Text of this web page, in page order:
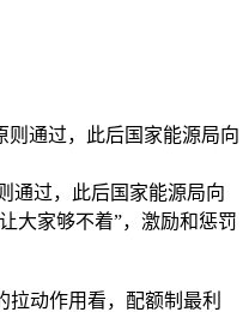
则通过，此后国家能源局向
通过，此后国家能源局向
大家够不着”，激励和惩罚
动作用看，配额制最利